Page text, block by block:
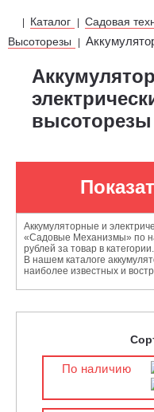
| Каталог | Садовая
Высоторезы |
высоторезы
Аккумуляторные и
«Садовые Механизмы» по
рублей за товар в категории.
В нашем каталоге
наиболее известных и
По наличию